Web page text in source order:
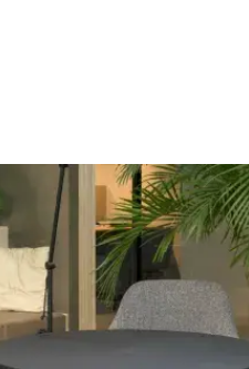
graag bij het maken van de juiste
altijd een model kiest dat bij je
advies en een prettige samenwerking.
gebruikt? Bij ons kun je deze